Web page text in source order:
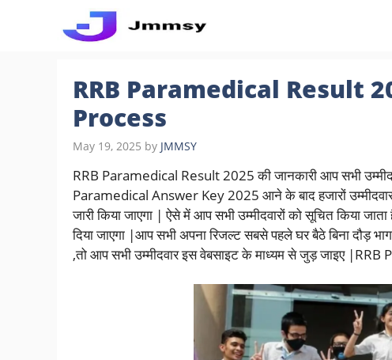
RRB Paramedical Result
Process
May 19, 2025 by JMMSY
RRB Paramedical Result 2025 की जानकारी आप सभी
Paramedical Answer Key 2025 आने के बाद हजारों
जारी किया जाएगा | ऐसे में आप सभी उम्मीदवारों को सूचित किया
दिया जाएगा |आप सभी अपना रिजल्ट सबसे पहले घर बैठे बिना दौड़
,तो आप सभी उम्मीदवार इस वेबसाइट के माध्यम से जुड़ जाइए